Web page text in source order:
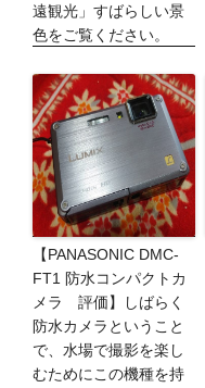
遠観光」すばらしい景
色をご覧ください。
【PANASONIC DMC-
FT1 防水コンパクトカ
メラ 評価】しばらく
防水カメラということ
で、水場で撮影を楽し
むためにこの機種を持